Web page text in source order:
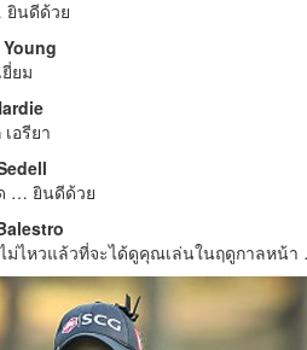
นดีด้วย
ยม
เอรียา
… ยินดีด้วย
ม่ไหวแล้วที่จะได้ดูคุณเล่นในฤดูกาลหน้